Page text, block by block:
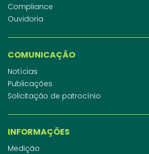
Compliance
Ouvidoria
COMUNICAÇÃO
Notícias
Publicações
Solicitação de patrocínio
INFORMAÇÕES
Medição